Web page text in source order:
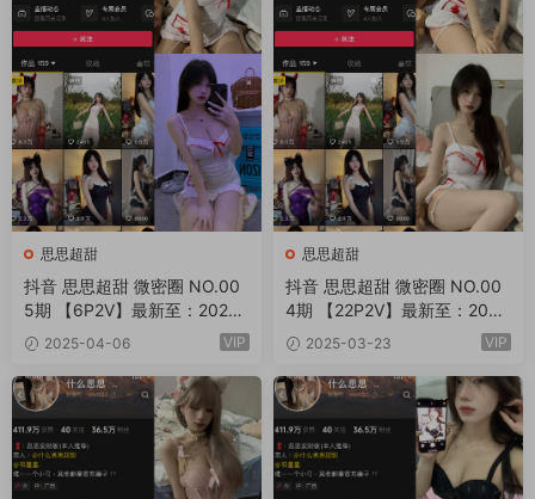
思思超甜
抖音 思思超甜 微密圈 NO.00
5期 【6P2V】最新至：2025.
4.92025-04-06 VIP
思思超甜
抖音 思思超甜 微密圈 NO.00
4期 【22P2V】最新至：202
5.3.26
2025-03-23 VIP